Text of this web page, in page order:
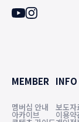
MEMBER
멤버십 안내
아카이브
INFO
보도자
이용약